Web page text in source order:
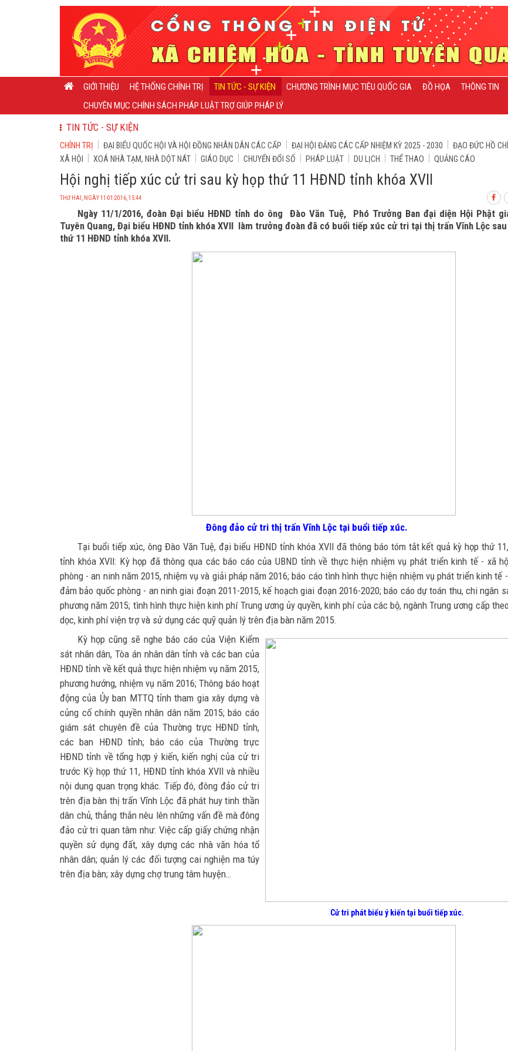
GIỚI THIỆU HỆ THỐNG CHÍNH TRỊ TIN TỨC - SỰ KIỆN CHƯƠNG TRÌNH MỤC TIÊU QUỐC GIA ĐỒ HỌA THÔNG TIN
CHUYÊN MỤC CHÍNH SÁCH PHÁP LUẬT TRỢ GIÚP PHÁP LÝ
TIN TỨC - SỰ KIỆN
CHÍNH TRỊ ĐẠI BIỂU QUỐC HỘI VÀ HỘI ĐỒNG NHÂN DÂN CÁC CẤP ĐẠI HỘI ĐẢNG CÁC CẤP NHIỆM KỲ 2025 - 2030 ĐẠO ĐỨC HỒ
XÃ HỘI
XOÁ NHÀ TẠM, NHÀ DỘT NÁT GIÁO DỤC CHUYỂN ĐỔI SỐ PHÁP LUẬT DU LỊCH THỂ THAO QUẢNG CÁO
Hội nghị tiếp xúc cử tri sau kỳ họp thứ 11 HĐND tỉnh khóa XVII
THỨ HAI, NGÀY 11-01-2016, 15:44
Ngày 11/1/2016, đoàn Đại biểu HĐND tỉnh do ông Đào Văn Tuệ, Phó Trưởng Ban đại diện Hội Phật
Tuyên Quang, Đại biểu HĐND tỉnh khóa XVII làm trưởng đoàn đã có buổi tiếp xúc cử tri tại thị trấn Vĩnh Lộc sau
thứ 11 HĐND tỉnh khóa XVII.
Đông đảo cử tri thị trấn Vĩnh Lộc tại buổi tiếp xúc.
Tại buổi tiếp xúc, ông Đào Văn Tuệ, đại biểu HĐND tỉnh khóa XVII đã thông báo tóm tắt kết quả kỳ họp thứ
tỉnh khóa XVII: Kỳ họp đã thông qua các báo cáo của UBND tỉnh về thực hiện nhiệm vụ phát triển kinh tế - xã
phòng - an ninh năm 2015, nhiệm vụ và giải pháp năm 2016; báo cáo tình hình thực hiện nhiệm vụ phát triển kinh tế
đảm bảo quốc phòng - an ninh giai đoạn 2011-2015, kế hoạch giai đoạn 2016-2020; báo cáo dự toán thu, chi ngân
phương năm 2015; tình hình thực hiện kinh phí Trung ương ủy quyền, kinh phí của các bộ, ngành Trung ương cấp
dọc, kinh phí viện trợ và sử dụng các quỹ quản lý trên địa bàn năm 2015.
Cử tri phát biểu ý kiến tại buổi tiếp xúc.
Kỳ họp cũng sẽ nghe báo cáo của Viện Kiểm
sát nhân dân, Tòa án nhân dân tỉnh và các ban của
HĐND tỉnh về kết quả thực hiện nhiệm vụ năm 2015,
phương hướng, nhiệm vụ năm 2016; Thông báo hoạt
động của Ủy ban MTTQ tỉnh tham gia xây dựng và
củng cố chính quyền nhân dân năm 2015; báo cáo
giám sát chuyên đề của Thường trực HĐND tỉnh,
các ban HĐND tỉnh; báo cáo của Thường trực
HĐND tỉnh về tổng hợp ý kiến, kiến nghị của cử tri
trước Kỳ họp thứ 11, HĐND tỉnh khóa XVII và nhiều
nội dung quan trọng khác. Tiếp đó, đông đảo cử tri
trên địa bàn thị trấn Vĩnh Lộc đã phát huy tinh thần
dân chủ, thẳng thắn nêu lên những vấn đề mà đông
đảo cử tri quan tâm như: Việc cấp giấy chứng nhận
quyền sử dụng đất, xây dựng các nhà văn hóa tổ
nhân dân; quản lý các đối tượng cai nghiện ma túy
trên địa bàn; xây dựng chợ trung tâm huyện…